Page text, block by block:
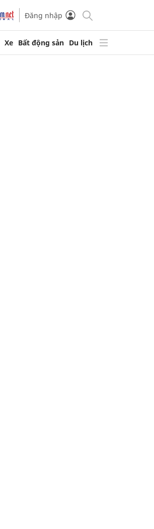
Đăng nhập
Xe Bất động sản Du lịch